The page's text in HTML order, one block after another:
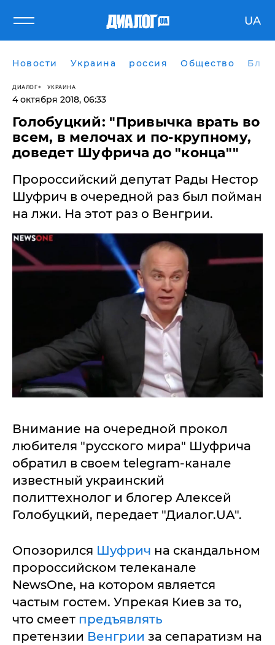
UA
Новости Украина россия Общество
ДИАЛОГ УКРАИНА
4 октября 2018, 06:33
Голобуцкий: "Привычка врать во
всем, в мелочах и по-крупному,
доведет Шуфрича до "конца""
​Пророссийский депутат Рады Нестор
Шуфрич в очередной раз был пойман
на лжи. На этот раз о Венгрии.
Внимание на очередной прокол
любителя "русского мира" Шуфрича
обратил в своем telegram-канале
известный украинский
политтехнолог и блогер Алексей
Голобуцкий, передает "Диалог.UA".
Опозорился Шуфрич на скандальном
пророссийском телеканале
NewsOne, на котором является
частым гостем. Упрекая Киев за то,
что смеет предъявлять
претензии Венгрии за сепаратизм на